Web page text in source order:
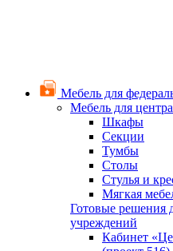
Мебель для
Мебель для
Шкафы
Секции
Тумбы
Столы
Стулья и
Мягкая
Готовые решения
учреждений
Кабинет